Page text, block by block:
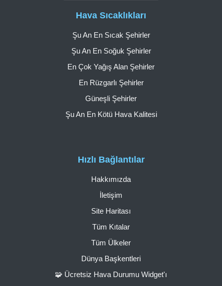
Hızlı Bağlantılar
Hakkımızda
İletişim
Site Haritası
Tüm Kıtalar
Tüm Ülkeler
Dünya Başkentleri
🧩 Ücretsiz Hava Durumu Widget'ı
Hava Sıcaklıkları
Şu An En Sıcak Şehirler
Şu An En Soğuk Şehirler
En Çok Yağış Alan Şehirler
En Rüzgarlı Şehirler
Güneşli Şehirler
Şu An En Kötü Hava Kalitesi